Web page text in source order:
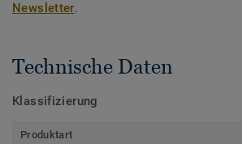
Newsletter.
Technische Daten
Klassifizierung
Produktart